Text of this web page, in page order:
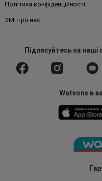
Політика конфіденційності
ЗМІ про нас
Підписуйтесьна наші
Watsons в